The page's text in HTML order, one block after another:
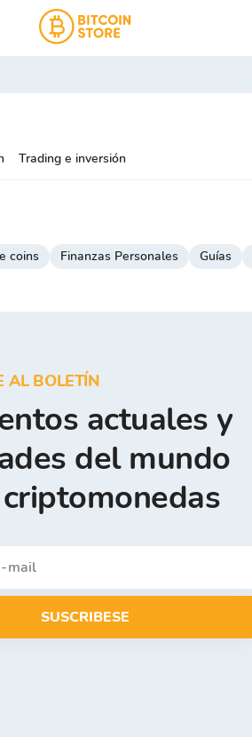
Trading e inversión
coins Finanzas Personales Guías
AL BOLETÍN
actuales y
del mundo
SUSCRIBESE